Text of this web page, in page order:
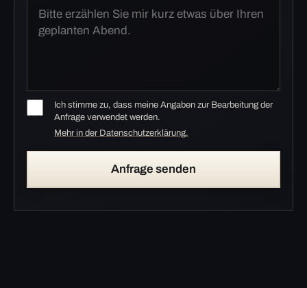
Ich stimme zu, dass meine Angaben zur Bearbeitung der
Anfrage verwendet werden.
Mehr in der Datenschutzerklärung.
Anfrage senden